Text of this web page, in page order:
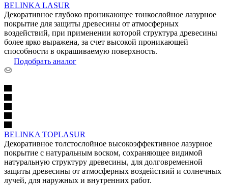
BELINKA LASUR
Декоративное глубоко проникающее тонкослойное лазурное
покрытие для защиты древесины от атмосферных
воздействий, при применении которой структура древесины
более ярко выражена, за счет высокой проникающей
способности в окрашиваемую поверхность.
Подобрать аналог
BELINKA TOPLASUR
Декоративное толстослойное высокоэффективное лазурное
покрытие с натуральным воском, сохраняющее видимой
натуральную структуру древесины, для долговременной
защиты древесины от атмосферных воздействий и солнечных
лучей, для наружных и внутренних работ.